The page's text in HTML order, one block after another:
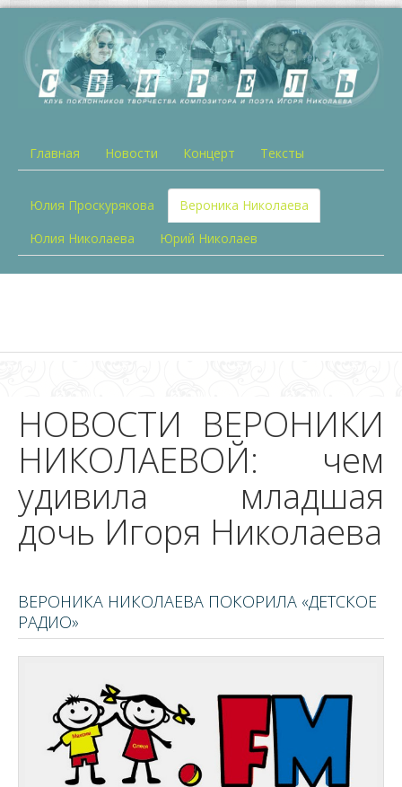
Главная Новости Концерт Тексты
Юлия Проскурякова
Вероника Николаева
Юлия Николаева
Юрий Николаев
НОВОСТИ ВЕРОНИКИ
НИКОЛАЕВОЙ: чем
удивила младшая
дочь Игоря Николаева
ВЕРОНИКА НИКОЛАЕВА ПОКОРИЛА «ДЕТСКОЕ
РАДИО»